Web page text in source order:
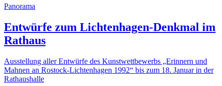
Panorama
Entwürfe zum Lichtenhagen-Denkmal im
Rathaus
Ausstellung aller Entwürfe des Kunstwettbewerbs „Erinnern und
Mahnen an Rostock-Lichtenhagen 1992“ bis zum 18. Januar in der
Rathaushalle